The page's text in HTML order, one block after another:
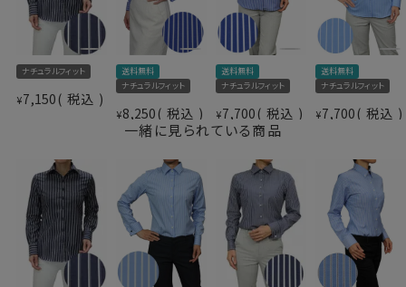
▼スポット商品につき再入荷はございませんのでご了承
下さい。
～写真着用モデルの寸法(7号サイズ着用) ～
身長： 160cm/ 首回り： 30cm/ 肩幅 ：40cm
バスト： 83cm/ 胴回り： 66cm/ 袖丈： 52cm(肩
から)
サイズをお選びの際にご参考下さい。
▼サイズ選びのポイント
30525
素材
綿100％（80番手双糸）
素材名
ブロード（ポプリン）
ワイドカラー
キーパー
なし
前立て
裏前立て
袖
長袖
ポケットなし
カフス
シングルボタン
コンバーチブルカフス
サイズ10
S-7号・M-9号・L-11号
LL-13号・3L-15号・4L-17号
全6サイズ
ナチュラルフィット
¥7,150 税込
送料無料
ナチュラルフィット
¥8,250 税込
送料無料
ナチュラルフィット
¥7,700 税込
送料無料
ナチュラルフィット
¥7,700 税込
一緒に見られている商品